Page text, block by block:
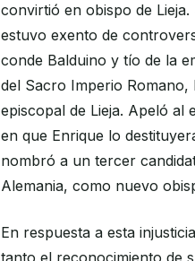
convirtió en obispo de
estuvo exento de
conde Balduino y tío de la
del Sacro Imperio Romano,
episcopal de Lieja. Apeló
en que Enrique lo
nombró a un tercer
Alemania, como nuevo
En respuesta a esta
tanto el reconocimiento de